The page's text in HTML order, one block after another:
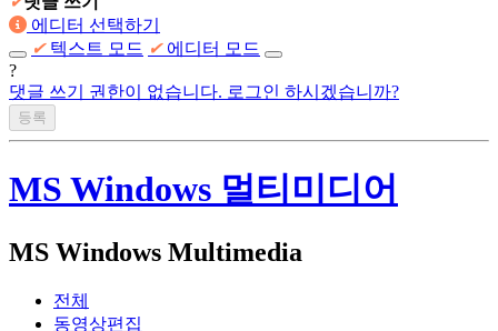
에디터 선택하기
✔ 텍스트 모드 ✔ 에디터 모드
?
댓글 쓰기 권한이 없습니다. 로그인 하시겠습니까?
MS Windows 멀티미디어
MS Windows Multimedia
전체
동영상편집